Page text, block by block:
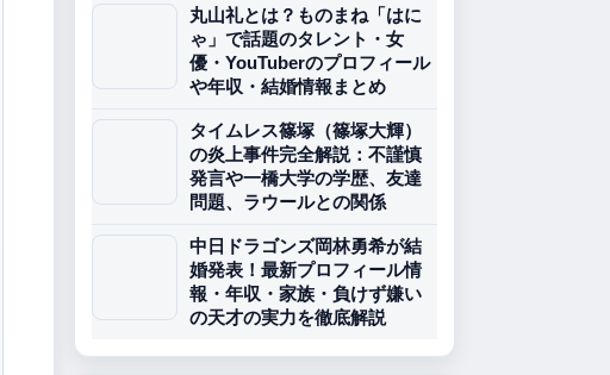
丸山礼とは？ものまね「はに
ゃ」で話題のタレント・女
優・YouTuberのプロフィール
や年収・結婚情報まとめ
タイムレス篠塚（篠塚大輝）
の炎上事件完全解説：不謹慎
発言や一橋大学の学歴、友達
問題、ラウールとの関係
中日ドラゴンズ岡林勇希が結
婚発表！最新プロフィール情
報・年収・家族・負けず嫌い
の天才の実力を徹底解説